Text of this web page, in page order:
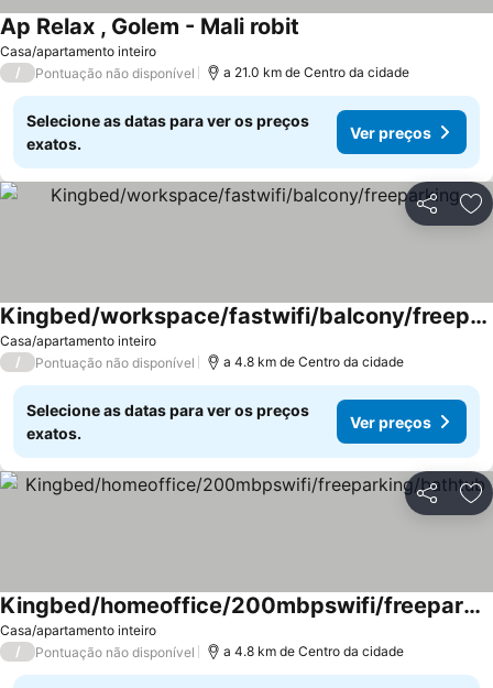
Casa/apartamento inteiro
Ap Relax , Golem - Mali robit
/ Pontuação não disponível a 21.0 km de Centro da cidade
Selecione as datas para ver os preços
exatos.
Ver preços
Partilhar
Casa/apartamento inteiro
Kingbed/workspace/fastwifi/balcony/freeparking
/ Pontuação não disponível a 4.8 km de Centro da cidade
Selecione as datas para ver os preços
exatos.
Ver preços
Partilhar
Casa/apartamento inteiro
Kingbed/homeoffice/200mbpswifi/freeparking/bathtub
/ Pontuação não disponível a 4.8 km de Centro da cidade